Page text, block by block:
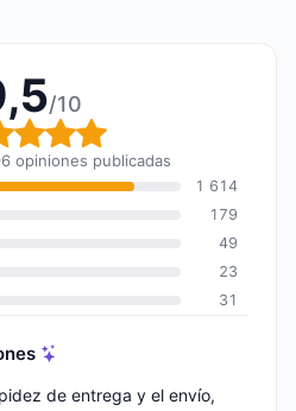
/10
global: 9,5
opiniones publicadas
1 614
179
49
23
31
de entrega y el envío,